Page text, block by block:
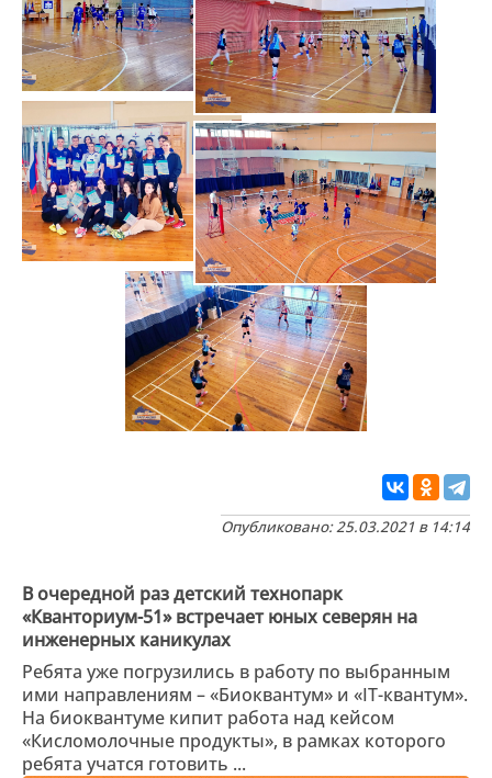
Опубликовано: 25.03.2021 в 14:14
В очередной раз детский технопарк
«Кванториум-51» встречает юных северян на
инженерных каникулах
Ребята уже погрузились в работу по выбранным
ими направлениям – «Биоквантум» и «IT-квантум».
На биоквантуме кипит работа над кейсом
«Кисломолочные продукты», в рамках которого
ребята учатся готовить ...